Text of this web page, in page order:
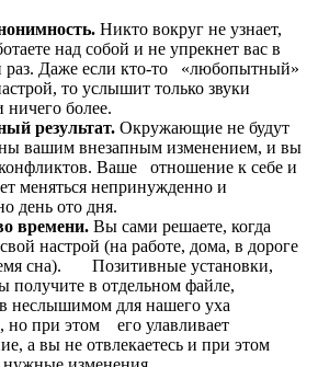
Никто вокруг не узнает,
над собой и не упрекнет вас в
раз. Даже если кто-то «любопытный»
то услышит только звуки
более.
результат. Окружающие не будут
вашим внезапным изменением, и вы
Ваше отношение к себе и
меняться непринужденно и
день ото дня.
времени. Вы сами решаете, когда
настрой (на работе, дома, в дороге
сна). Позитивные установки,
получите в отдельном файле,
неслышимом для нашего уха
но при этом его улавливает
а вы не отвлекаетесь и при этом